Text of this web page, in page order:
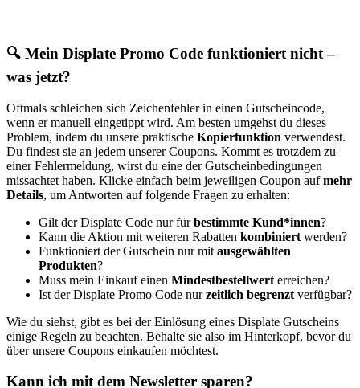
🔍 Mein Displate Promo Code funktioniert nicht –
was jetzt?
Oftmals schleichen sich Zeichenfehler in einen Gutscheincode,
wenn er manuell eingetippt wird. Am besten umgehst du dieses
Problem, indem du unsere praktische Kopierfunktion verwendest.
Du findest sie an jedem unserer Coupons. Kommt es trotzdem zu
einer Fehlermeldung, wirst du eine der Gutscheinbedingungen
missachtet haben. Klicke einfach beim jeweiligen Coupon aufmehr
Details, um Antworten auf folgende Fragen zu erhalten:
Gilt der Displate Code nur fürbestimmte Kund*innen?
Kann die Aktion mit weiteren Rabatten kombiniert werden?
Funktioniert der Gutschein nur mit ausgewählten
Produkten?
Muss mein Einkauf einen Mindestbestellwert erreichen?
Ist der Displate Promo Code nurzeitlich begrenzt verfügbar?
Wie du siehst, gibt es bei der Einlösung eines Displate Gutscheins
einige Regeln zu beachten. Behalte sie also im Hinterkopf, bevor du
über unsere Coupons einkaufen möchtest.
Kann ich mit dem Newsletter sparen?